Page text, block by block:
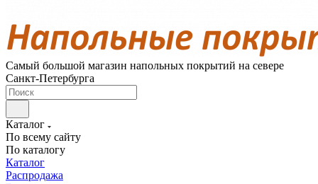
Самый большой магазин напольных покрытий на севере
Санкт-Петербурга
Каталог
По всему сайту
По каталогу
Каталог
Распродажа